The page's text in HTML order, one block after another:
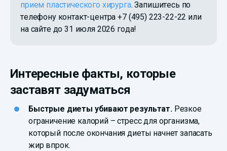
прием пластического хирурга. Запишитесь по
телефону контакт-центра+7 (495) 223-22-22 или
на сайте до 31 июля 2026 года!
Интересные факты, которые
заставят задуматься
Быстрые диеты убивают результат.Резкое
ограничение калорий – стресс для организма,
который после окончания диеты начнет запасать
жир впрок.